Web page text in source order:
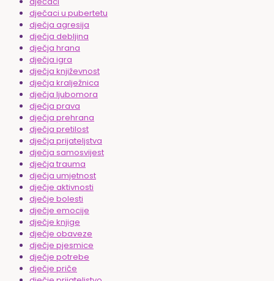
dječaci u pubertetu
dječja agresija
dječja debljina
dječja hrana
dječja igra
dječja književnost
dječja kralježnica
dječja ljubomora
dječja prava
dječja prehrana
dječja pretilost
dječja prijateljstva
dječja samosvijest
dječja trauma
dječja umjetnost
dječje aktivnosti
dječje bolesti
dječje emocije
dječje knjige
dječje obaveze
dječje pjesmice
dječje potrebe
dječje priče